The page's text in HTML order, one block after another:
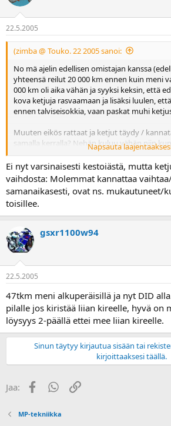
22.5.2005
(zimba @ Touko. 22 2005 sanoi:
No mä ajelin edellisen omistajan kanssa
yhteensä reilut 20 000 km ennen kuin meni
000 km oli aika vähän ja syyksi keksin, että
kova ketjuja rasvaamaan ja lisäksi luulen,
ennen talviseisokkia, vaan paskat muhi
Muuten eikös rattaat ja ketjut täydy /
samalla kerralla? Nehän kuluu vähän niin
ketju syö rattaat itselleen sopiviksi ja toisin
työllä ja kustannuksilla pääsee, kun vaihtaa
kerralla.
Napsauta
Ei nyt varsinaisesti kestoiästä, mutta
vaihdosta: Molemmat kannattaa
samanaikasesti, ovat ns. mukautuneet/
toisillee.
gsxr1100w94
22.5.2005
47tkm meni alkuperäisillä ja nyt DID
pilalle jos kiristää liian kireelle, hyvä on
löysyys 2-päällä ettei mee liian kireelle.
Sinun täytyy kirjautua sisään tai
kirjoittaaksesi täällä.
Jaa: FacebookWhatsApp
Linkki
MP-tekniikka